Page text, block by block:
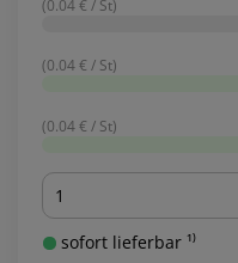
(0.04 € / St)
(0.04 € / St)
(0.04 € / St)
Menge
sofort lieferbar ¹⁾